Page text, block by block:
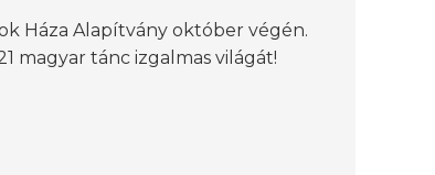
Háza Alapítvány október végén.
magyar tánc izgalmas világát!